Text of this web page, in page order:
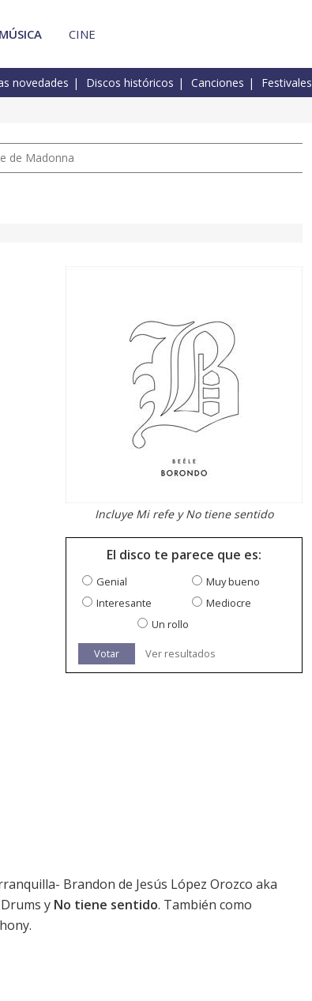
MÚSICA CINE
novedades Discos históricos Canciones Festivales
de Madonna
Incluye Mi refe y No tiene sentido
El disco te parece que es:
Genial
Muy bueno
Interesante
Mediocre
Un rollo
Votar Ver resultados
Brandon de Jesús López Orozco aka
y No tiene sentido. También como